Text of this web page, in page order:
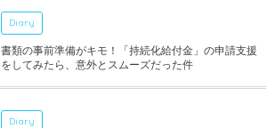
Diary
書類の事前準備がキモ！「持続化給付金」の申請支援
をしてみたら、意外とスムーズだった件
Diary